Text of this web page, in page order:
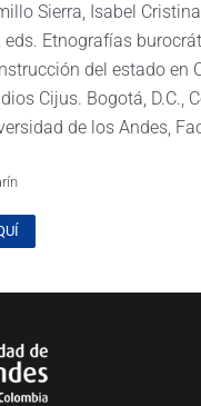
Sierra, Isabel
eds. Etnografías
del estado en
Cijus. Bogotá, D.C.,
de los Andes,